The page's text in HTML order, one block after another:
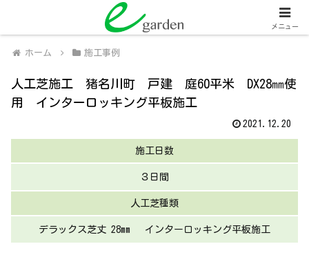
人工芝販売・施工、外壁塗装・施工
ホーム 施工事例
人工芝施工 猪名川町 戸建 庭60平米 DX28㎜使
用 インターロッキング平板施工
2021.12.20
施工日数
３日間
人工芝種類
デラックス芝丈 28mm インターロッキング平板施工
メニュー